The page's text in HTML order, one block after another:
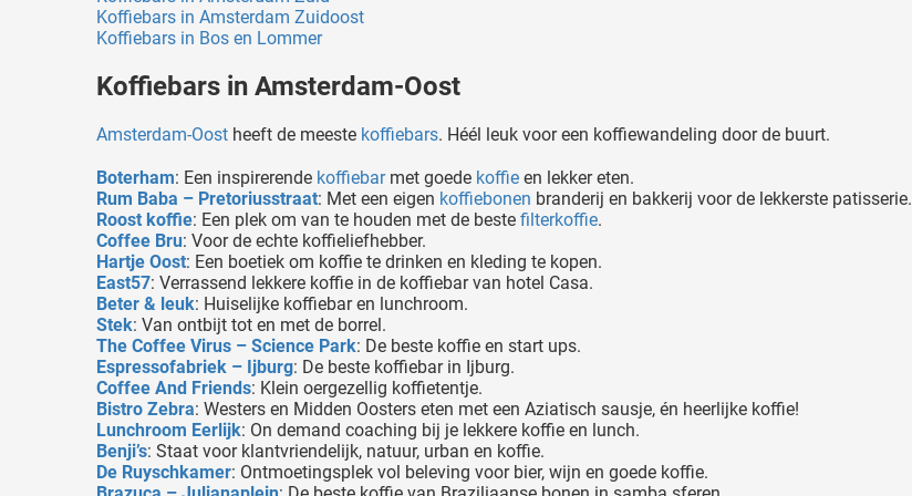
Koffiebars in Amsterdam Zuidoost
Koffiebars in Bos en Lommer
Koffiebars in Amsterdam-Oost
Amsterdam-Oost heeft de meeste koffiebars. Héél leuk voor een koffiewandeling door de buurt.
Boterham: Een inspirerende koffiebarmet goede koffie en lekker eten.
Rum Baba – Pretoriusstraat: Met een eigen koffiebonen branderij en bakkerij voor de lekkerste patisserie.
Roost koffie: Een plek om van te houden met de beste filterkoffie.
Coffee Bru: Voor de echte koffieliefhebber.
Hartje Oost: Een boetiek om koffie te drinken en kleding te kopen.
East57: Verrassend lekkere koffie in de koffiebar van hotel Casa.
Beter & leuk: Huiselijke koffiebar en lunchroom.
Stek: Van ontbijt tot en met de borrel.
The Coffee Virus – Science Park: De beste koffie en start ups.
Espressofabriek – Ijburg: De beste koffiebar in Ijburg.
Coffee And Friends: Klein oergezellig koffietentje.
Bistro Zebra: Westers en Midden Oosters eten met een Aziatisch sausje, én heerlijke koffie!
Lunchroom Eerlijk: On demand coaching bij je lekkere koffie en lunch.
Benji’s: Staat voor klantvriendelijk, natuur, urban en koffie.
De Ruyschkamer: Ontmoetingsplek vol beleving voor bier, wijn en goede koffie.